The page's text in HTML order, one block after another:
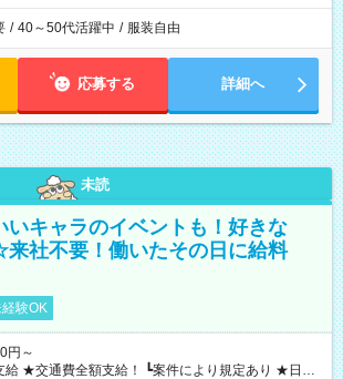
/ 40～50代活躍中 / 服装自由
応募する 詳細へ
未読
いキャラのイベントも！好きな
社不要！働いたその日に給料
験OK
円～
定あり ★日払